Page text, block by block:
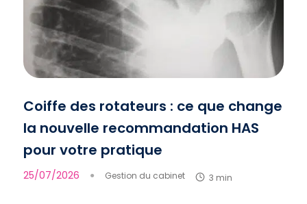
Coiffe des rotateurs : ce que change
la nouvelle recommandation HAS
pour votre pratique
25/07/2026 ● Gestion du cabinet 3 min